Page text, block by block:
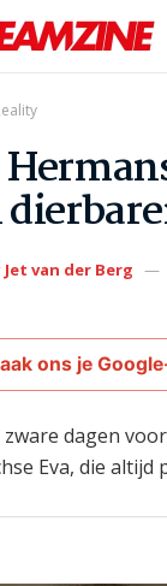
Jet van der Berg
ons je
zware dagen voor
Eva, die